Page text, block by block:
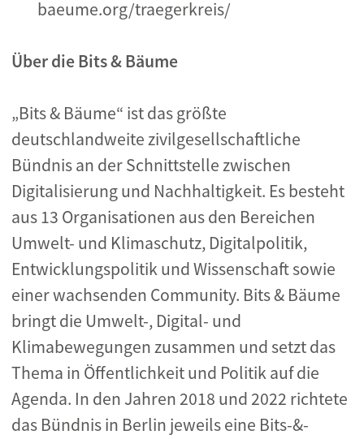
baeume.org/traegerkreis/
Über die Bits & Bäume
„Bits & Bäume“ ist das größte
deutschlandweite zivilgesellschaftliche
Bündnis an der Schnittstelle zwischen
Digitalisierung und Nachhaltigkeit. Es besteht
aus 13 Organisationen aus den Bereichen
Umwelt- und Klimaschutz, Digitalpolitik,
Entwicklungspolitik und Wissenschaft sowie
einer wachsenden Community. Bits & Bäume
bringt die Umwelt-, Digital- und
Klimabewegungen zusammen und setzt das
Thema in Öffentlichkeit und Politik auf die
Agenda. In den Jahren 2018 und 2022 richtete
das Bündnis in Berlin jeweils eine Bits-&-